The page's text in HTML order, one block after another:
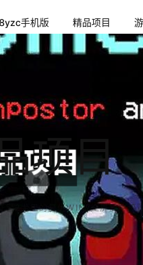
手机版 精品项目
项目
警2尤里的复仇WIN7全屏居中设